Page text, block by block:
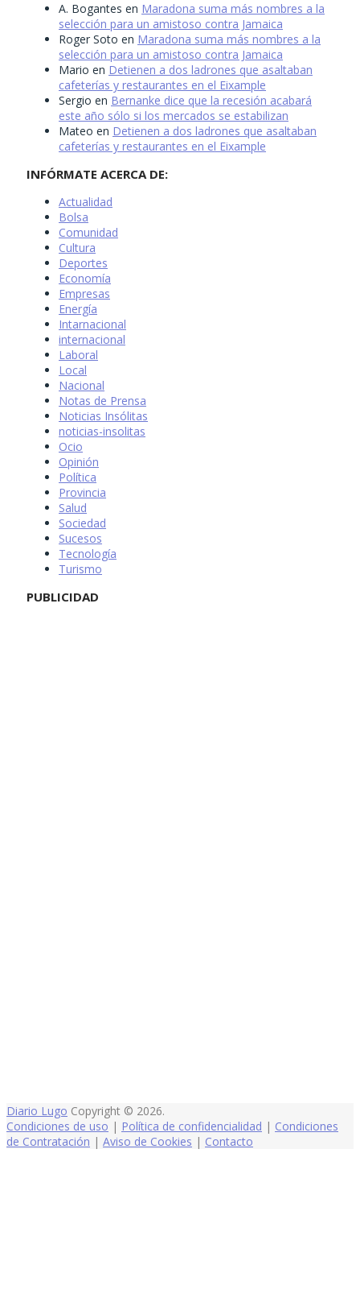
A. Bogantes en Maradona suma más nombres a la
selección para un amistoso contra Jamaica
Roger Soto en Maradona suma más nombres a la
selección para un amistoso contra Jamaica
Mario en Detienen a dos ladrones que asaltaban
cafeterías y restaurantes en el Eixample
Sergio en Bernanke dice que la recesión acabará
este año sólo si los mercados se estabilizan
Mateo en Detienen a dos ladrones que asaltaban
cafeterías y restaurantes en el Eixample
INFÓRMATE ACERCA DE:
Actualidad
Bolsa
Comunidad
Cultura
Deportes
Economía
Empresas
Energía
Intarnacional
internacional
Laboral
Local
Nacional
Notas de Prensa
Noticias Insólitas
noticias-insolitas
Ocio
Opinión
Política
Provincia
Salud
Sociedad
Sucesos
Tecnología
Turismo
PUBLICIDAD
Diario Lugo Copyright © 2026.
Condiciones de uso | Política de confidencialidad | Condiciones
de Contratación | Aviso de Cookies | Contacto